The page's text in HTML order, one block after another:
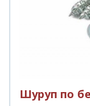
Шуруп по